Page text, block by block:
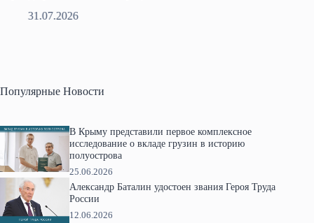
31.07.2026
Популярные Новости
В Крыму представили первое комплексное
исследование о вкладе грузин в историю
полуострова
25.06.2026
Александр Баталин удостоен звания Героя Труда
России
12.06.2026